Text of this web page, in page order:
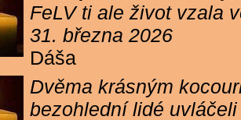
FeLV ti ale život vzala
31. března 2026
Dáša
Dvěma krásným
bezohlední lidé